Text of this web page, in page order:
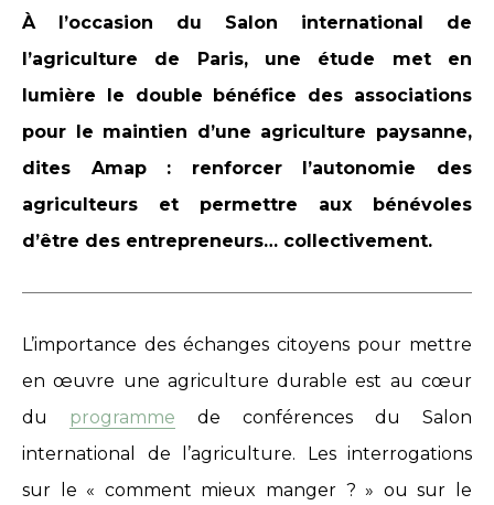
À l’occasion du Salon international de
l’agriculture de Paris, une étude met en
lumière le double bénéfice des associations
pour le maintien d’une agriculture paysanne,
dites Amap : renforcer l’autonomie des
agriculteurs et permettre aux bénévoles
d’être des entrepreneurs… collectivement.
L’importance des échanges citoyens pour mettre
en œuvre une agriculture durable est au cœur
du programme de conférences du Salon
international de l’agriculture. Les interrogations
sur le « comment mieux manger ? » ou sur le